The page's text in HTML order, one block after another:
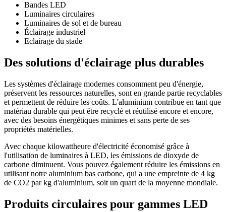
Bandes LED
Luminaires circulaires
Luminaires de sol et de bureau
Éclairage industriel
Eclairage du stade
Des solutions d'éclairage plus durables
Les systèmes d'éclairage modernes consomment peu d'énergie,
préservent les ressources naturelles, sont en grande partie recyclables
et permettent de réduire les coûts. L'aluminium contribue en tant que
matériau durable qui peut être recyclé et réutilisé encore et encore,
avec des besoins énergétiques minimes et sans perte de ses
propriétés matérielles.
Avec chaque kilowattheure d'électricité économisé grâce à
l'utilisation de luminaires à LED, les émissions de dioxyde de
carbone diminuent. Vous pouvez également réduire les émissions en
utilisant notre aluminium bas carbone, qui a une empreinte de 4 kg
de CO2 par kg d'aluminium, soit un quart de la moyenne mondiale.
Produits circulaires pour gammes LED